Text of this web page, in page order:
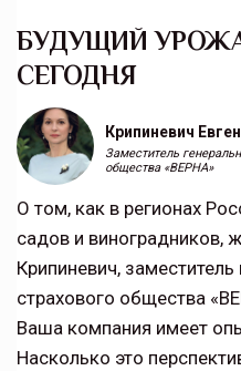
БУДУЩИЙ
СЕГОДНЯ
Крипиневич
Заместитель
общества «ВЕРНА»
О том, как в регионах
садов и виноградников,
Крипиневич,
страхового общества
Ваша компания имеет
Насколько это